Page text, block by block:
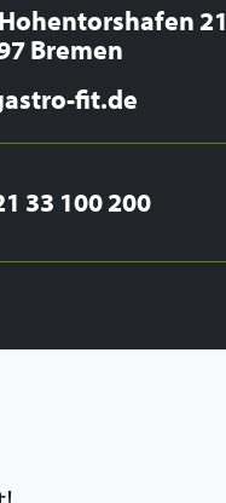
21
Bremen
fit.de
33 100 200